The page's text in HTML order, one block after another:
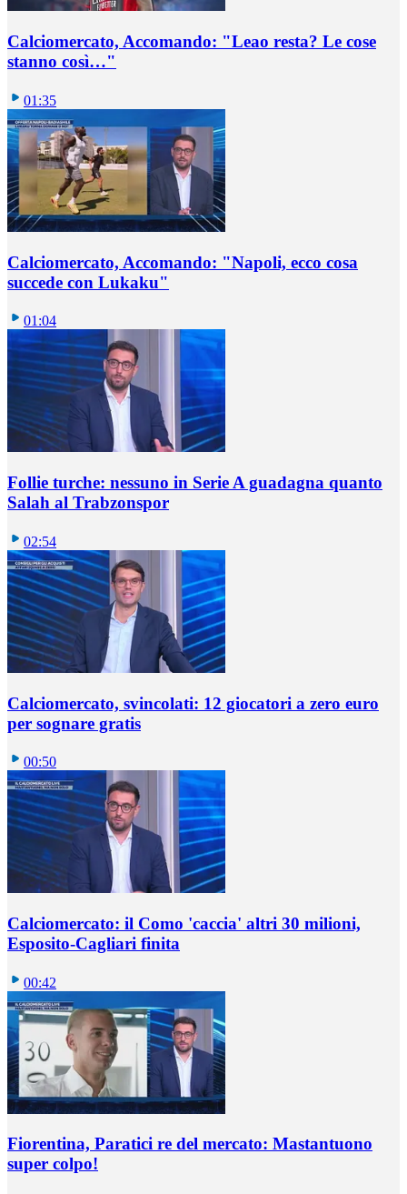
Calciomercato, Accomando: "Leao resta? Le cose
stanno così…"
01:35
Calciomercato, Accomando: "Napoli, ecco cosa
succede con Lukaku"
01:04
Follie turche: nessuno in Serie A guadagna quanto
Salah al Trabzonspor
02:54
Calciomercato, svincolati: 12 giocatori a zero euro
per sognare gratis
00:50
Calciomercato: il Como 'caccia' altri 30 milioni,
Esposito-Cagliari finita
00:42
Fiorentina, Paratici re del mercato: Mastantuono
super colpo!